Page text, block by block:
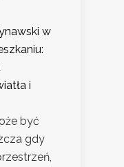
w
i
być
gdy